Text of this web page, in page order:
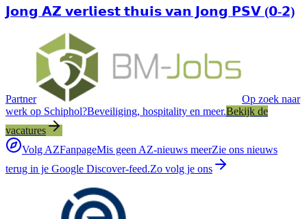
𝗝𝗼𝗻𝗴 𝗔𝗭 𝘃𝗲𝗿𝗹𝗶𝗲𝘀𝘁 𝘁𝗵𝘂𝗶𝘀 𝘃𝗮𝗻 𝗝𝗼𝗻𝗴 𝗣𝗦𝗩 (𝟬-𝟮)
Partner
Op zoek naar
werk op Schiphol?Beveiliging, hospitality en meer.Bekijk de
vacatures
Volg AZFanpageMis geen AZ-nieuws meerZie ons nieuws
terug in je Google Discover-feed.Zo volg je ons